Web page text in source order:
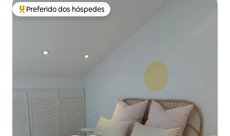
Entre os melhores preferidos dos hóspedes
Preferido dos hóspedes